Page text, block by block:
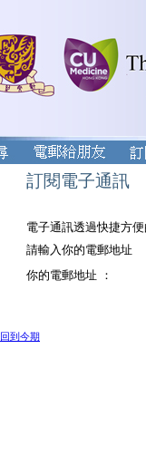
訂閱電子通訊
電子通訊透過快捷方
請輸入你的電郵地址
你的電郵地址 ：
回到今期